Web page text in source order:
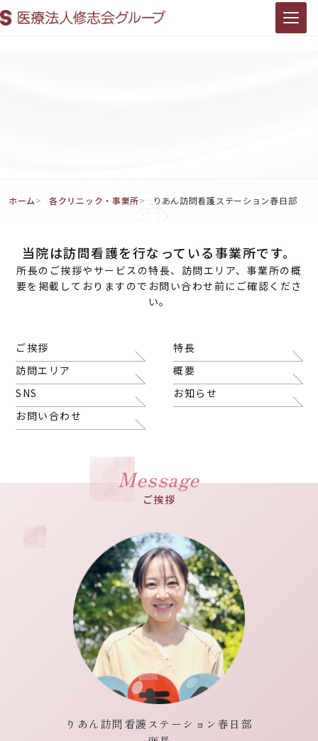
りあん訪問看護ステーション春日
部
ホーム 各クリニック・事業所 りあん訪問看護ステーション春日部
当院は訪問看護を行なっている事業所です。
所長のご挨拶やサービスの特長、訪問エリア、事業所の概
要を掲載しておりますのでお問い合わせ前にご確認くださ
い。
ご挨拶
特長
訪問エリア
概要
SNS
お知らせ
お問い合わせ
Message
ご挨拶
りあん訪問看護ステーション春日部